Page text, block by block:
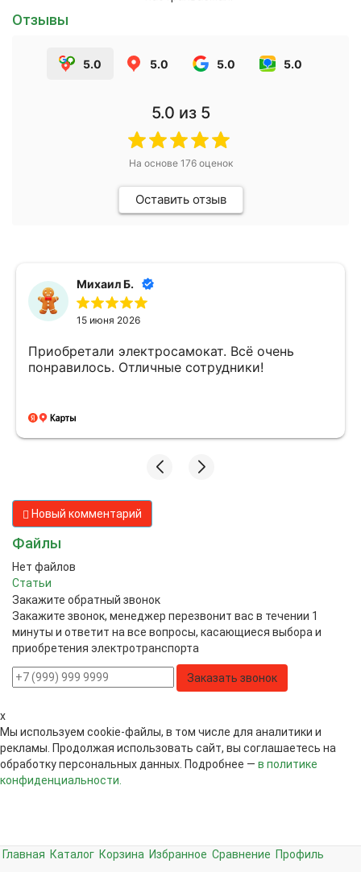
Отзывы
5.0 5.0 5.0 5.0
5.0 из 5
На основе 176оценок
Оставить отзыв
Михаил Б.
15 июня 2026
Приобретали электросамокат. Всё очень
понравилось. Отличные сотрудники!
Новый комментарий
Файлы
Нет файлов
Статьи
Закажите обратный звонок
Закажите звонок, менеджер перезвонит вас в течении 1
минуты и ответит на все вопросы, касающиеся выбора и
приобретения электротранспорта
Заказать звонок
Главная Каталог Корзина Избранное Сравнение Профиль
x
Мы используем cookie-файлы, в том числе для аналитики и
рекламы. Продолжая использовать сайт, вы соглашаетесь на
обработку персональных данных. Подробнее — в политике
конфиденциальности.